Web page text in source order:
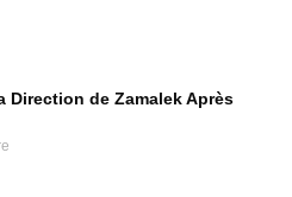
Direction de Zamalek Après